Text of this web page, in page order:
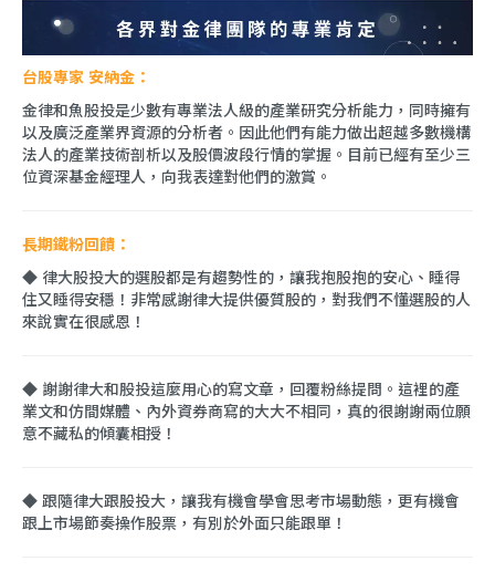
台股專家 安納金：
金律和魚股投是少數有專業法人級的產業研究分析能力，同時擁有
以及廣泛產業界資源的分析者。因此他們有能力做出超越多數機構
法人的產業技術剖析以及股價波段行情的掌握。目前已經有至少三
位資深基金經理人，向我表達對他們的激賞。
長期鐵粉回饋：
◆ 律大股投大的選股都是有趨勢性的，讓我抱股抱的安心、睡得
住又睡得安穩！非常感謝律大提供優質股的，對我們不懂選股的人
來說實在很感恩！
◆ 謝謝律大和股投這麼用心的寫文章，回覆粉絲提問。這裡的產
業文和仿間媒體、內外資券商寫的大大不相同，真的很謝謝兩位願
意不藏私的傾囊相授！
◆ 跟隨律大跟股投大，讓我有機會學會思考市場動態，更有機會
跟上市場節奏操作股票，有別於外面只能跟單！